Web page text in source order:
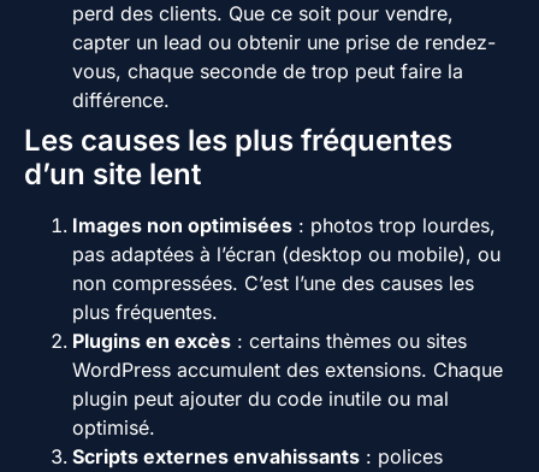
perd des clients. Que ce soit pour vendre,
capter un lead ou obtenir une prise de rendez-
vous, chaque seconde de trop peut faire la
différence.
Les causes les plus fréquentes
d’un site lent
Images non optimisées : photos trop lourdes,
pas adaptées à l’écran (desktop ou mobile), ou
non compressées. C’est l’une des causes les
plus fréquentes.
Plugins en excès : certains thèmes ou sites
WordPress accumulent des extensions. Chaque
plugin peut ajouter du code inutile ou mal
optimisé.
Scripts externes envahissants : polices